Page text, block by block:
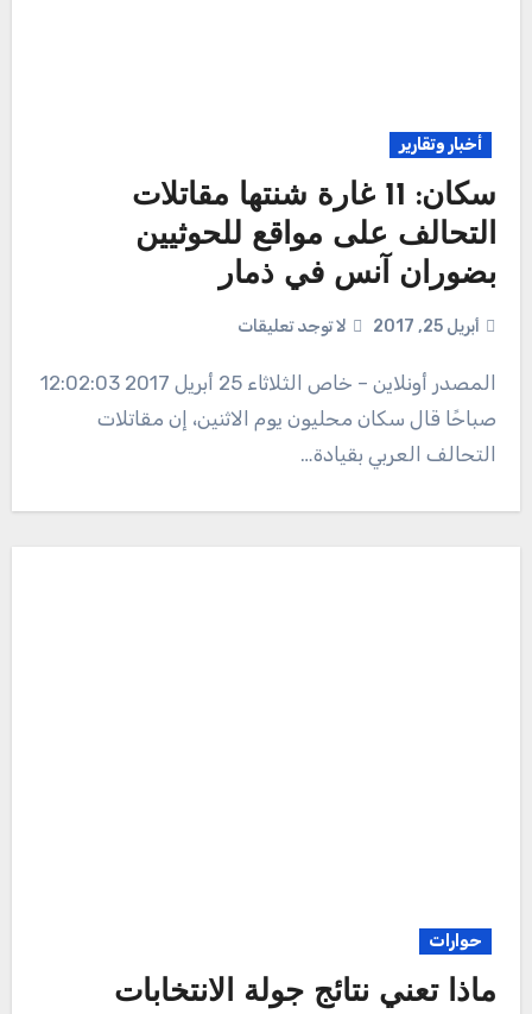
أخبار وتقارير
سكان: 11 غارة شنتها مقاتلات
التحالف على مواقع للحوثيين
بضوران آنس في ذمار
أبريل 25, 2017 لا توجد تعليقات
صباحًا قال سكان محليون يوم الاثنين، إن مقاتلات
التحالف العربي بقيادة…
حوارات
ماذا تعني نتائج جولة الانتخابات